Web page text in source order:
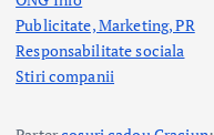
Publicitate, Marketing, PR
Responsabilitate sociala
Stiri companii